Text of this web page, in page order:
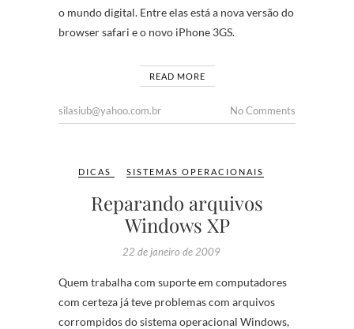
o mundo digital. Entre elas está a nova versão do
browser safari e o novo iPhone 3GS.
READ MORE
silasiub@yahoo.com.br No Comments
DICAS SISTEMAS OPERACIONAIS
Reparando arquivos
Windows XP
22 de janeiro de 2009
Quem trabalha com suporte em computadores
com certeza já teve problemas com arquivos
corrompidos do sistema operacional Windows,